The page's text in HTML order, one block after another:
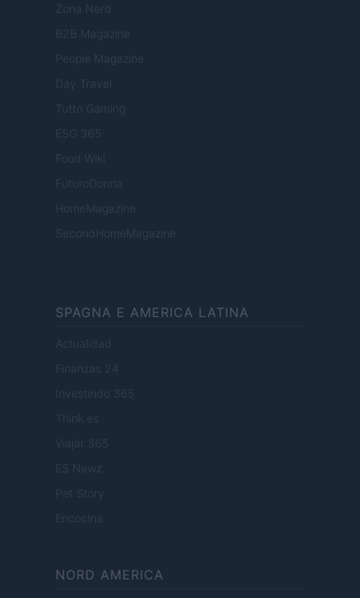
Zona Nerd
B2B Magazine
People Magazine
Day Travel
Tutto Gaming
ESG 365
Food Wiki
FuturoDonna
HomeMagazine
SecondHomeMagazine
SPAGNA E AMERICA LATINA
Actualidad
Finanzas 24
Investindo 365
Think.es
Viajar 365
ES Newz
Pet Story
Encocina
NORD AMERICA